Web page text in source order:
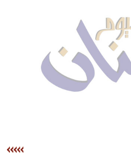
أزياء